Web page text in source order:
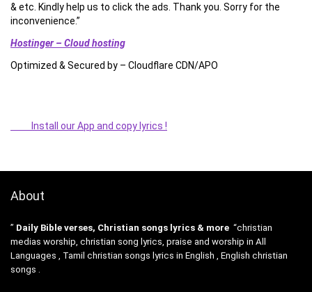
& etc. Kindly help us to click the ads. Thank you. Sorry for the
inconvenience.”
Hostinger – Cloud hosting
Optimized & Secured by – Cloudflare CDN/APO
Install our App and copy lyrics !
About
” Daily Bible verses, Christian songs lyrics & more “christian
medias worship, christian song lyrics, praise and worship in All
Languages , Tamil christian songs lyrics in English , English christian
songs .